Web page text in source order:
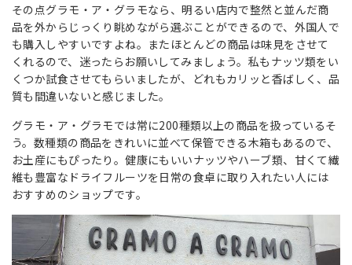
その点グラモ・ア・グラモなら、明るい店内で整然と並んだ商
品を外からじっくり眺めながら選ぶことができるので、外国人で
も購入しやすいですよね。またほとんどの商品は味見をさせて
くれるので、迷ったらお願いしてみましょう。私もナッツ類をい
くつか試食させてもらいましたが、どれもカリッと香ばしく、品
質も間違いないと感じました。
グラモ・ア・グラモでは常に200種類以上の商品を扱っているそ
う。 数種類の商品をきれいに並べて保管できる木箱もあるので、
お土産にもぴったり。健康にもいいナッツやハーブ類、甘くて繊
維も豊富なドライフルーツを日常の食卓に取り入れたい人には
おすすめのショップです。